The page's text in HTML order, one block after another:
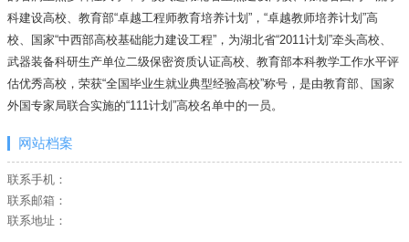
科建设高校、教育部“卓越工程师教育培养计划”，“卓越教师培养计划”高
校、国家“中西部高校基础能力建设工程”，为湖北省“2011计划”牵头高校、
武器装备科研生产单位二级保密资质认证高校、教育部本科教学工作水平评
估优秀高校，荣获“全国毕业生就业典型经验高校”称号，是由教育部、国家
外国专家局联合实施的“111计划”高校名单中的一员。
网站档案
联系手机：
联系邮箱：
联系地址：